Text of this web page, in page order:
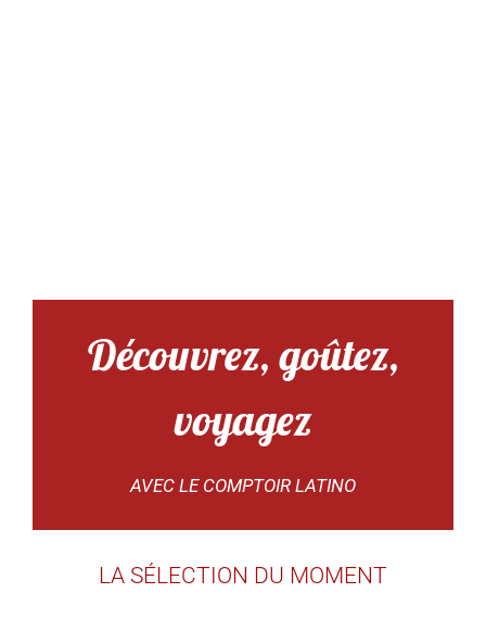
Découvrez, goûtez,
voyagez
AVEC LE COMPTOIR LATINO
LA SÉLECTION DU MOMENT